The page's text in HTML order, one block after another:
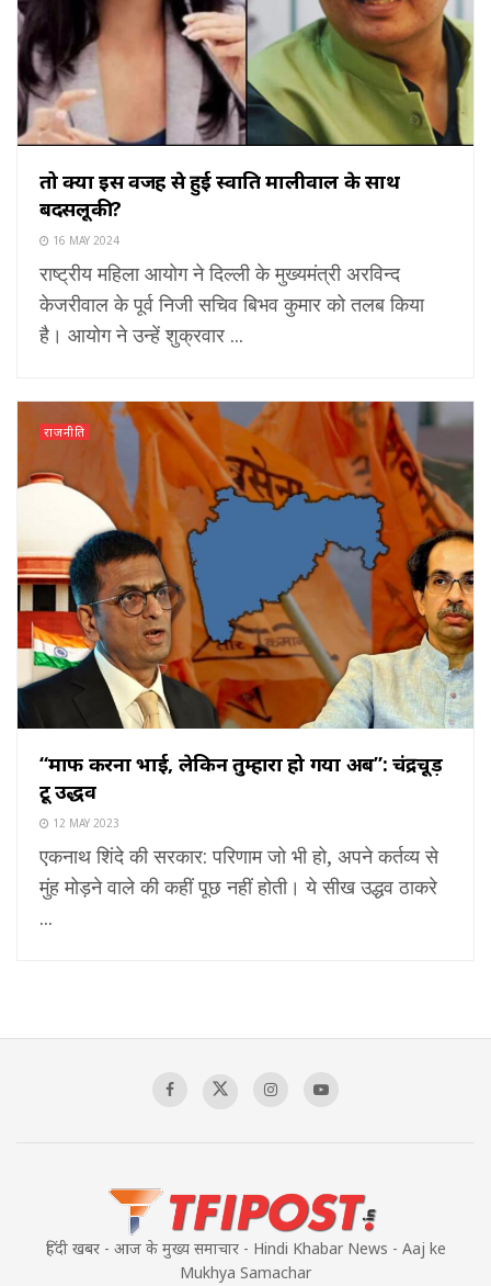
तो क्या इस वजह से हुई स्वाति मालीवाल के साथ
बदसलूकी?
16 MAY 2024
राष्ट्रीय महिला आयोग ने दिल्ली के मुख्यमंत्री अरविन्द
केजरीवाल के पूर्व निजी सचिव बिभव कुमार को तलब किया
है। आयोग ने उन्हें शुक्रवार ...
राजनीति
“माफ करना भाई, लेकिन तुम्हारा हो गया अब”: चंद्रचूड़
टू उद्धव
12 MAY 2023
एकनाथ शिंदे की सरकार: परिणाम जो भी हो, अपने कर्तव्य से
मुंह मोड़ने वाले की कहीं पूछ नहीं होती। ये सीख उद्धव ठाकरे
...
हिंदी खबर - आज के मुख्य समाचार - Hindi Khabar News - Aaj ke
Mukhya Samachar